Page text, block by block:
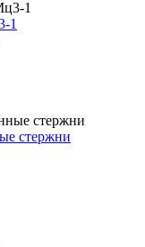
1
стержни